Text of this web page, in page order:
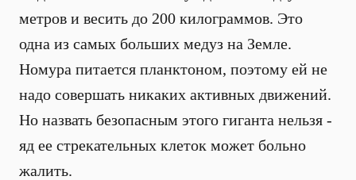
метров и весить до 200 килограммов. Это
одна из самых больших медуз на Земле.
Номура питается планктоном, поэтому ей не
надо совершать никаких активных движений.
Но назвать безопасным этого гиганта нельзя -
яд ее стрекательных клеток может больно
жалить.